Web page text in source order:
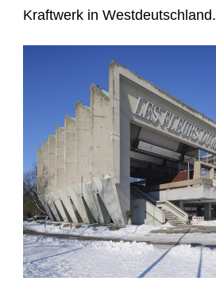
Kraftwerk in Westdeutschland.